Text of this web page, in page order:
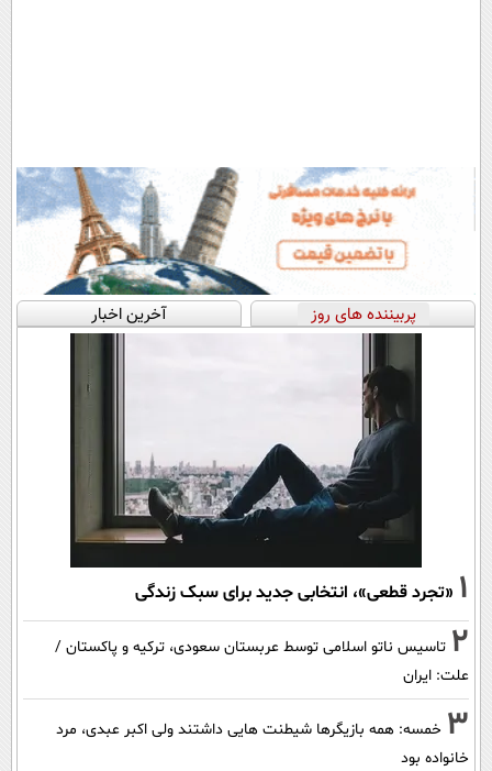
پربیننده های روز آخرین اخبار
1 «تجرد قطعی»، انتخابی جدید برای سبک زندگی
2 تاسیس ناتو اسلامی توسط عربستان سعودی، ترکیه و پاکستان /
علت: ایران
3 خمسه: همه بازیگرها شیطنت هایی داشتند ولی اکبر عبدی، مرد
خانواده بود